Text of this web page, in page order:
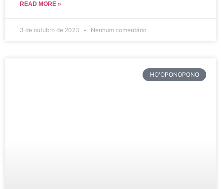
READ MORE »
3 de outubro de 2023 Nenhum comentário
HO'OPONOPONO